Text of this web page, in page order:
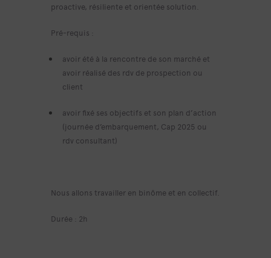
proactive, résiliente et orientée solution.
Pré-requis :
avoir été à la rencontre de son marché et
avoir réalisé des rdv de prospection ou
client
avoir fixé ses objectifs et son plan d’action
(journée d’embarquement, Cap 2025 ou
rdv consultant)
Nous allons travailler en binôme et en collectif.
Durée : 2h